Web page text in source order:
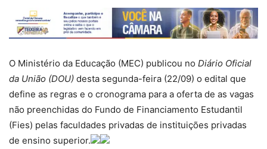
O Ministério da Educação (MEC) publicou no Diário Oficial
da União (DOU) desta segunda-feira (22/09) o edital que
define as regras e o cronograma para a oferta de as vagas
não preenchidas do Fundo de Financiamento Estudantil
(Fies) pelas faculdades privadas de instituições privadas
de ensino superior.